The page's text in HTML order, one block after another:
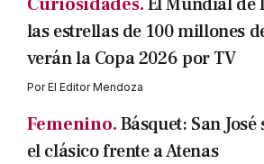
las estrellas de 100 millones
verán la Copa 2026 por TV
PorEl Editor Mendoza
Femenino.Básquet: San
el clásico frente a Atenas